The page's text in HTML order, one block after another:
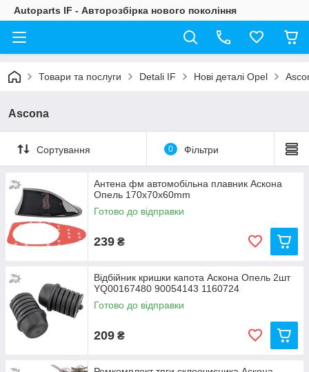
Autoparts IF - Авторозбірка нового покоління
Товари та послуги Detali IF Нові деталі Opel
Ascona
Сортування 0 Фільтри
Антена фм автомобільна плавник Аскона
Опель 170х70х60mm
Готово до відправки
239 ₴
Відбійник кришки капота Аскона Опель 2шт
YQ00167480 90054143 1160724
Готово до відправки
209 ₴